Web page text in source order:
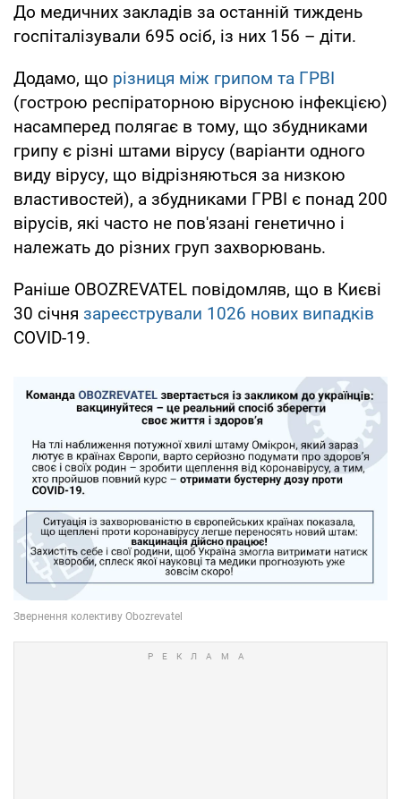
До медичних закладів за останній тиждень
госпіталізували 695 осіб, із них 156 – діти.
Додамо, що різниця між грипом та ГРВІ
(гострою респіраторною вірусною інфекцією)
насамперед полягає в тому, що збудниками
грипу є різні штами вірусу (варіанти одного
виду вірусу, що відрізняються за низкою
властивостей), а збудниками ГРВІ є понад 200
вірусів, які часто не пов'язані генетично і
належать до різних груп захворювань.
Раніше OBOZREVATEL повідомляв, що в Києві
30 січня зареєстрували 1026 нових випадків
COVID-19.